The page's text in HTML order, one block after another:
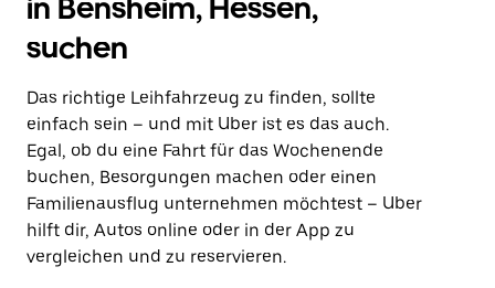
in Bensheim, Hessen,
suchen
Das richtige Leihfahrzeug zu finden, sollte
einfach sein – und mit Uber ist es das auch.
Egal, ob du eine Fahrt für das Wochenende
buchen, Besorgungen machen oder einen
Familienausflug unternehmen möchtest – Uber
hilft dir, Autos online oder in der App zu
vergleichen und zu reservieren.